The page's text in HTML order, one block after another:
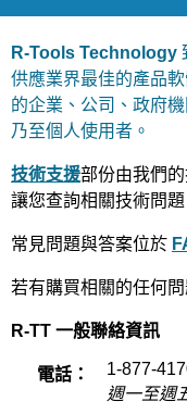
R-Tools Technology
供應業界最佳的產品
的企業、公司、政府
乃至個人使用者。
技術支援部份由我們
讓您查詢相關技術問題
常見問題與答案位於
若有購買相關的任何
R-TT 一般聯絡資訊
電話：
1-877-
週一至週